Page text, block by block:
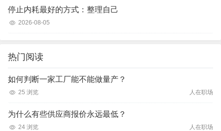
停止内耗最好的方式：整理自己
2026-08-05
热门阅读
如何判断一家工厂能不能做量产？
25 浏览 人在职场
为什么有些供应商报价永远最低？
24 浏览 人在职场